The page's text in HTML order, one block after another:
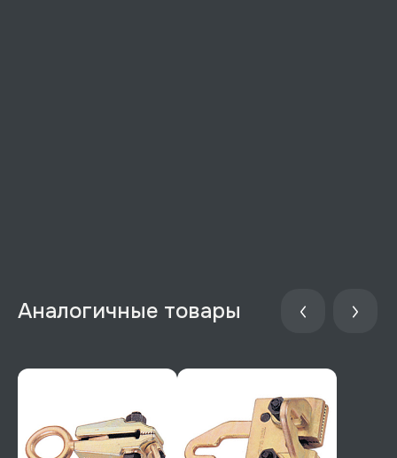
Аналогичные товары